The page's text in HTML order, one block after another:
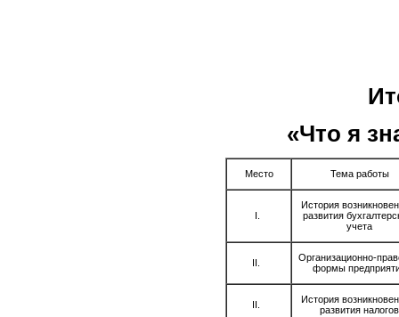
«Что я
Место Тема работы
История
развития
учета
Организационно-
формы
История
развития налогов